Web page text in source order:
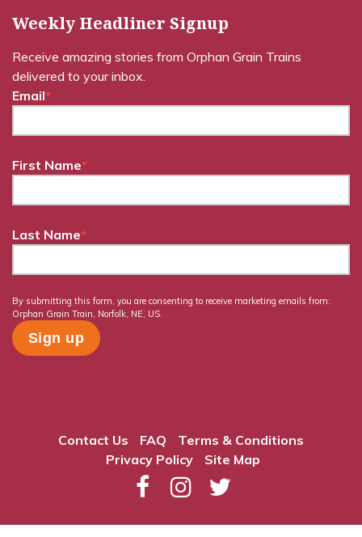
Weekly Headliner Signup
Receive amazing stories from Orphan Grain Trains
delivered to your inbox.
Email*
First Name*
Last Name*
By submitting this form, you are consenting to receive marketing emails from:
Orphan Grain Train, Norfolk, NE, US.
Contact Us FAQ
Terms & Conditions
Privacy Policy
Site Map